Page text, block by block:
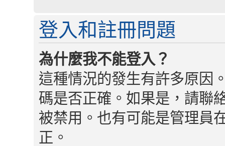
登入和註冊問題
為什麼我不能登入？
這種情況的發生有許多原因
碼是否正確。如果是，請聯
被禁用。也有可能是管理員
正。